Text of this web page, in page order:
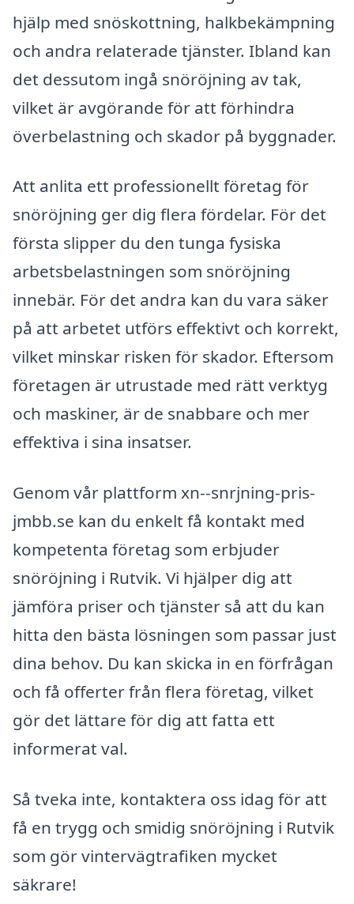
hjälp med snöskottning, halkbekämpning
och andra relaterade tjänster. Ibland kan
det dessutom ingå snöröjning av tak,
vilket är avgörande för att förhindra
överbelastning och skador på byggnader.
Att anlita ett professionellt företag för
snöröjning ger dig flera fördelar. För det
första slipper du den tunga fysiska
arbetsbelastningen som snöröjning
innebär. För det andra kan du vara säker
på att arbetet utförs effektivt och korrekt,
vilket minskar risken för skador. Eftersom
företagen är utrustade med rätt verktyg
och maskiner, är de snabbare och mer
effektiva i sina insatser.
Genom vår plattform xn--snrjning-pris-
jmbb.se kan du enkelt få kontakt med
kompetenta företag som erbjuder
snöröjning i Rutvik. Vi hjälper dig att
jämföra priser och tjänster så att du kan
hitta den bästa lösningen som passar just
dina behov. Du kan skicka in en förfrågan
och få offerter från flera företag, vilket
gör det lättare för dig att fatta ett
informerat val.
Så tveka inte, kontaktera oss idag för att
få en trygg och smidig snöröjning i Rutvik
som gör vintervägtrafiken mycket
säkrare!